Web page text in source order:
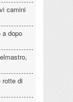
camini
a dopo
rotte di